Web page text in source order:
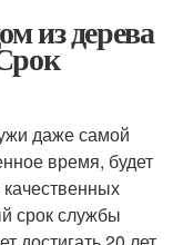
из дерева
даже самой
время, будет
срок службы